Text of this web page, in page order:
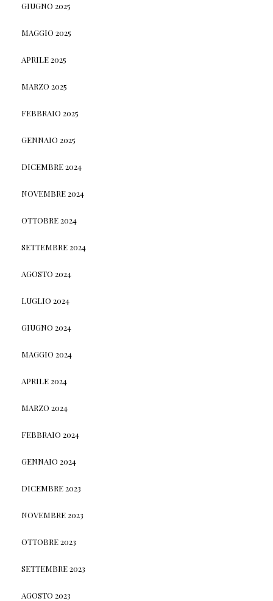
GIUGNO 2025
MAGGIO 2025
APRILE 2025
MARZO 2025
FEBBRAIO 2025
GENNAIO 2025
DICEMBRE 2024
NOVEMBRE 2024
OTTOBRE 2024
SETTEMBRE 2024
AGOSTO 2024
LUGLIO 2024
GIUGNO 2024
MAGGIO 2024
APRILE 2024
MARZO 2024
FEBBRAIO 2024
GENNAIO 2024
DICEMBRE 2023
NOVEMBRE 2023
OTTOBRE 2023
SETTEMBRE 2023
AGOSTO 2023